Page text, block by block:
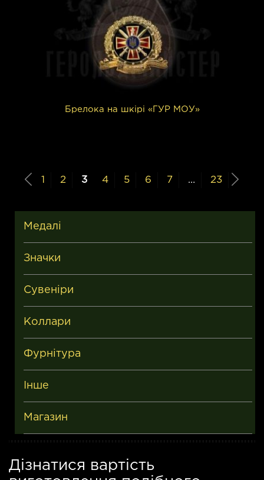
Брелока на шкірі «ГУР МОУ»
1 2 3 4 5 6 7 … 23
Медалі
Значки
Сувеніри
Коллари
Фурнітура
Інше
Магазин
Дізнатися вартість